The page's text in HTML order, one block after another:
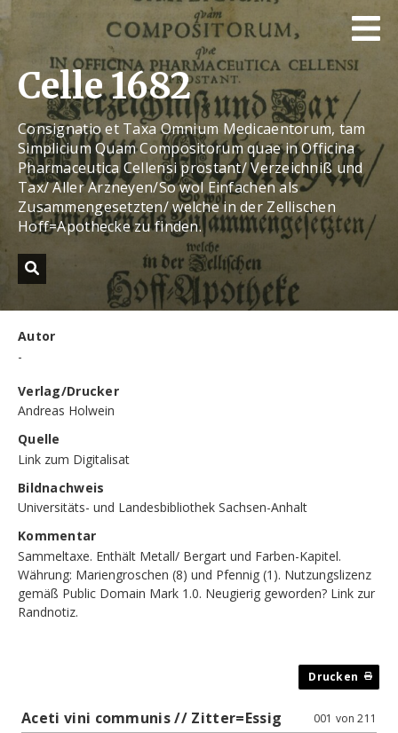
Celle 1682
Consignatio et Taxa Omnium Medicaentorum, tam
Simplicium Quam Compositorum quae in Officina
Pharmaceutica Cellensi prostant/ Verzeichniß und
Tax/ Aller Arzneyen/So wol Einfachen als
Zusammengesetzten/ welche in der Zellischen
Hoff=Apothecke zu finden.
Autor
-
Verlag/Drucker
Andreas Holwein
Quelle
Link zum Digitalisat
Bildnachweis
Universitäts- und Landesbibliothek Sachsen-Anhalt
Kommentar
Sammeltaxe. Enthält Metall/ Bergart und Farben-Kapitel.
Währung: Mariengroschen (8) und Pfennig (1). Nutzungslizenz
gemäß Public Domain Mark 1.0. Neugierig geworden? Link zur
Randnotiz.
Aceti vini communis // Zitter=Essig
001 von 211